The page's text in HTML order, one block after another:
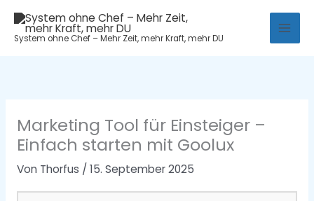
Inhalt
springen
System ohne Chef – Mehr Zeit, mehr Kraft, mehr DU
Marketing Tool für Einsteiger –
Einfach starten mit Goolux
Von Thorfus / 15. September 2025